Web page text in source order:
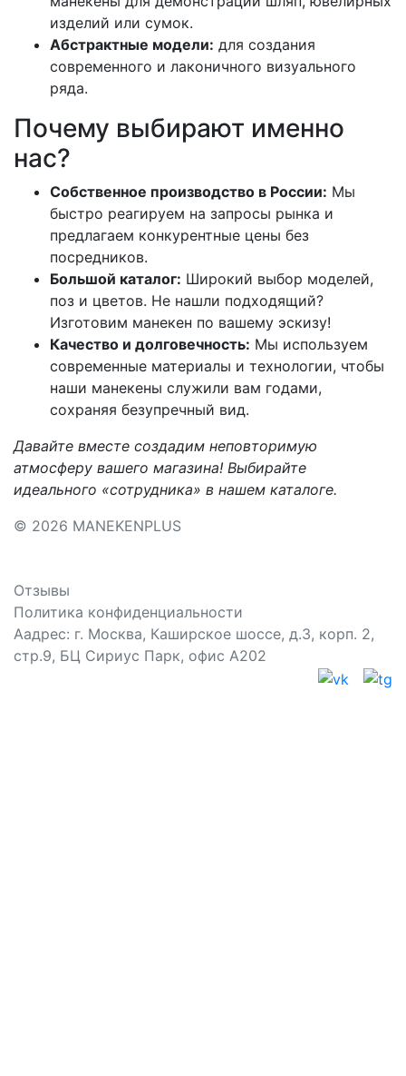
изделий или сумок.
Абстрактные модели: для создания
современного и лаконичного визуального
ряда.
Почему выбирают именно
нас?
Собственное производство в России: Мы
быстро реагируем на запросы рынка и
предлагаем конкурентные цены без
посредников.
Большой каталог: Широкий выбор моделей,
поз и цветов. Не нашли подходящий?
Изготовим манекен по вашему эскизу!
Качество и долговечность: Мы используем
современные материалы и технологии, чтобы
наши манекены служили вам годами,
сохраняя безупречный вид.
Давайте вместе создадим неповторимую
атмосферу вашего магазина! Выбирайте
идеального «сотрудника» в нашем каталоге.
© 2026 MANEKENPLUS
Отзывы
Политика конфиденциальности
Аадрес: г. Москва, Каширское шоссе, д.3, корп. 2,
стр.9, БЦ Сириус Парк, офис А202